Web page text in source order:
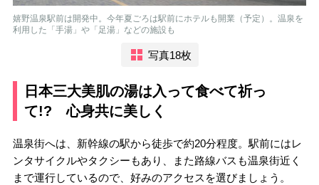
嬉野温泉駅前は開発中。今年夏ごろは駅前にホテルも開業（予定）。温泉を
利用した「手湯」や「足湯」などの施設も
写真18枚
日本三大美肌の湯は入って食べて祈っ
て!? 心身共に美しく
温泉街へは、新幹線の駅から徒歩で約20分程度。駅前にはレ
ンタサイクルやタクシーもあり、また路線バスも温泉街近く
まで運行しているので、好みのアクセスを選びましょう。